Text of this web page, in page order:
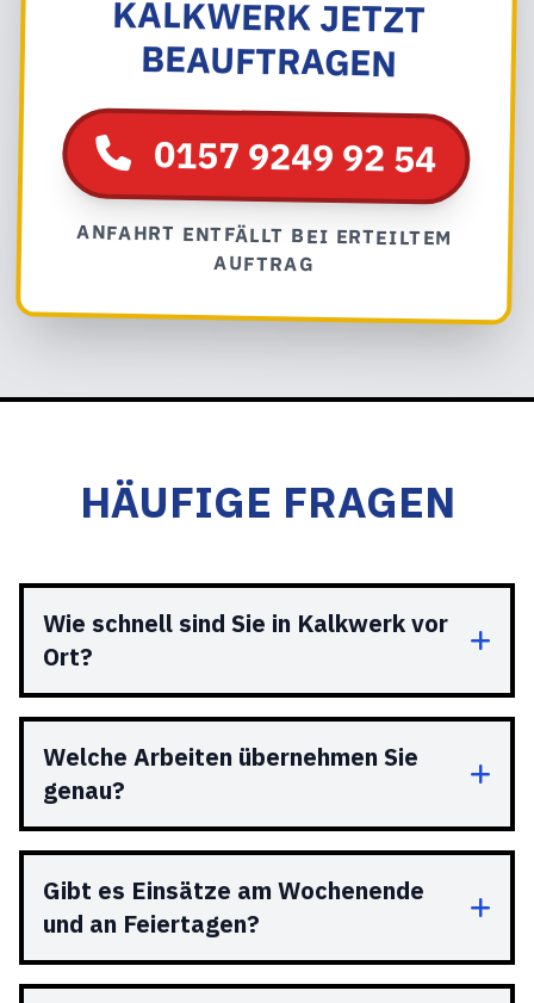
BEAUFTRAGEN
0157 9249 92 54
ANFAHRT ENTFÄLLT BEI ERTEILTEM
AUFTRAG
HÄUFIGE FRAGEN
Wie schnell sind Sie in Kalkwerk vor
Ort?
Welche Arbeiten übernehmen Sie
genau?
Gibt es Einsätze am Wochenende
und an Feiertagen?